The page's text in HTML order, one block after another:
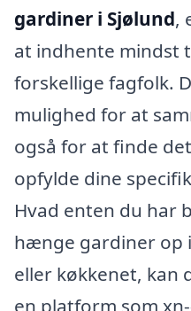
gardiner i Sjølund,
at indhente mindst
forskellige fagfolk.
mulighed for at
også for at finde
opfylde dine
Hvad enten du har
hænge gardiner op
eller køkkenet, kan
en platform som